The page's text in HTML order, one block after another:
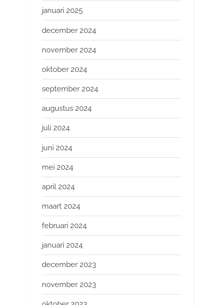
januari 2025
december 2024
november 2024
oktober 2024
september 2024
augustus 2024
juli 2024
juni 2024
mei 2024
april 2024
maart 2024
februari 2024
januari 2024
december 2023
november 2023